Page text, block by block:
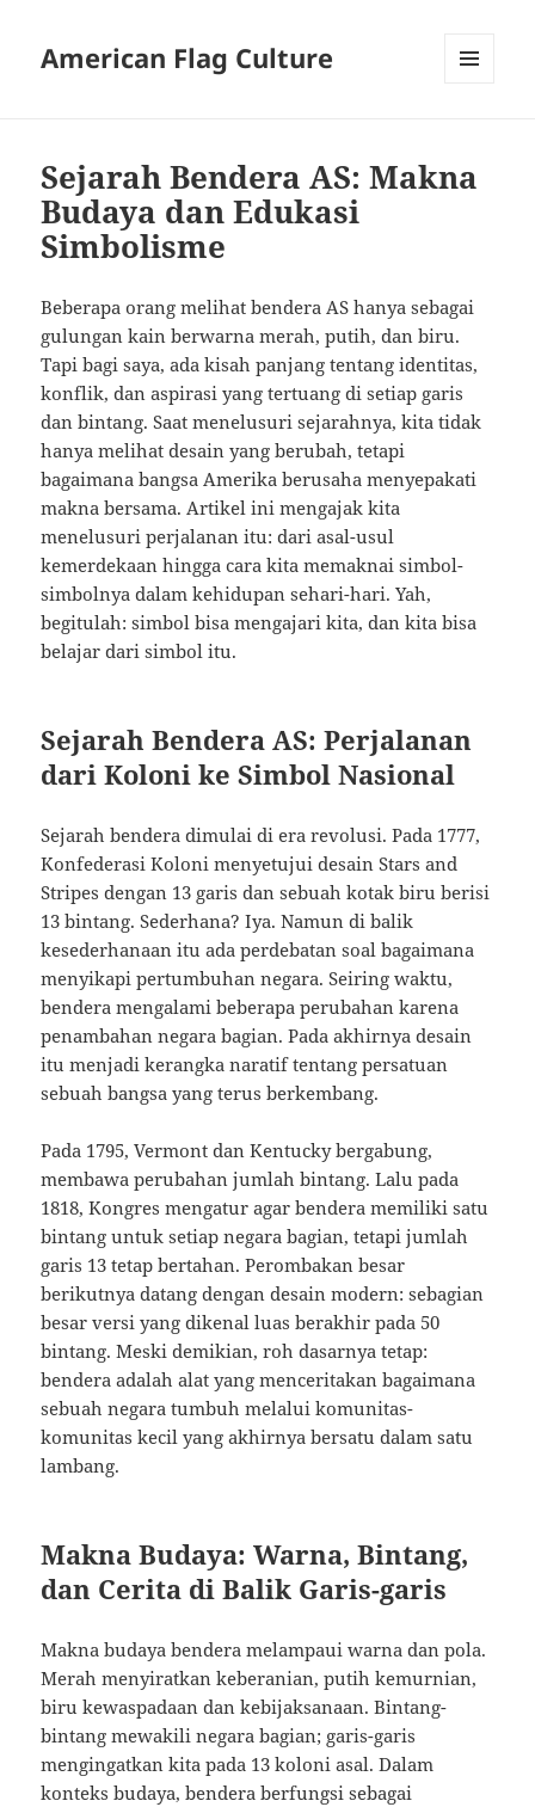
American Flag Culture
Sejarah Bendera AS: Makna
Budaya dan Edukasi
Simbolisme
Beberapa orang melihat bendera AS hanya sebagai
gulungan kain berwarna merah, putih, dan biru.
Tapi bagi saya, ada kisah panjang tentang identitas,
konflik, dan aspirasi yang tertuang di setiap garis
dan bintang. Saat menelusuri sejarahnya, kita tidak
hanya melihat desain yang berubah, tetapi
bagaimana bangsa Amerika berusaha menyepakati
makna bersama. Artikel ini mengajak kita
menelusuri perjalanan itu: dari asal-usul
kemerdekaan hingga cara kita memaknai simbol-
simbolnya dalam kehidupan sehari-hari. Yah,
begitulah: simbol bisa mengajari kita, dan kita bisa
belajar dari simbol itu.
Sejarah Bendera AS: Perjalanan
dari Koloni ke Simbol Nasional
Sejarah bendera dimulai di era revolusi. Pada 1777,
Konfederasi Koloni menyetujui desain Stars and
Stripes dengan 13 garis dan sebuah kotak biru berisi
13 bintang. Sederhana? Iya. Namun di balik
kesederhanaan itu ada perdebatan soal bagaimana
menyikapi pertumbuhan negara. Seiring waktu,
bendera mengalami beberapa perubahan karena
penambahan negara bagian. Pada akhirnya desain
itu menjadi kerangka naratif tentang persatuan
sebuah bangsa yang terus berkembang.
Pada 1795, Vermont dan Kentucky bergabung,
membawa perubahan jumlah bintang. Lalu pada
1818, Kongres mengatur agar bendera memiliki satu
bintang untuk setiap negara bagian, tetapi jumlah
garis 13 tetap bertahan. Perombakan besar
berikutnya datang dengan desain modern: sebagian
besar versi yang dikenal luas berakhir pada 50
bintang. Meski demikian, roh dasarnya tetap:
bendera adalah alat yang menceritakan bagaimana
sebuah negara tumbuh melalui komunitas-
komunitas kecil yang akhirnya bersatu dalam satu
lambang.
Makna Budaya: Warna, Bintang,
dan Cerita di Balik Garis-garis
Makna budaya bendera melampaui warna dan pola.
Merah menyiratkan keberanian, putih kemurnian,
biru kewaspadaan dan kebijaksanaan. Bintang-
bintang mewakili negara bagian; garis-garis
mengingatkan kita pada 13 koloni asal. Dalam
konteks budaya, bendera berfungsi sebagai